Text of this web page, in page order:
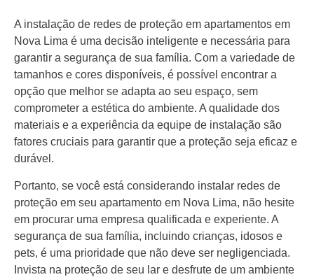
A instalação de redes de proteção em apartamentos em
Nova Lima é uma decisão inteligente e necessária para
garantir a segurança de sua família. Com a variedade de
tamanhos e cores disponíveis, é possível encontrar a
opção que melhor se adapta ao seu espaço, sem
comprometer a estética do ambiente. A qualidade dos
materiais e a experiência da equipe de instalação são
fatores cruciais para garantir que a proteção seja eficaz e
durável.
Portanto, se você está considerando instalar redes de
proteção em seu apartamento em Nova Lima, não hesite
em procurar uma empresa qualificada e experiente. A
segurança de sua família, incluindo crianças, idosos e
pets, é uma prioridade que não deve ser negligenciada.
Invista na proteção de seu lar e desfrute de um ambiente